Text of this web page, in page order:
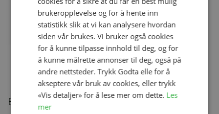
Skolebuss m/figurer, Little Dutch
kr 499,00kr 374,25
Beskrivelse
brukeropplevelse og for å hente inn
statistikk slik at vi kan analysere hvordan
siden vår brukes. Vi bruker også cookies
for å kunne tilpasse innhold til deg, og for
å kunne målrette annonser til deg, også på
andre nettsteder. Trykk Godta elle for å
akseptere vår bruk av cookies, eller trykk
«Vis detaljer» for å lese mer om dette. Les
mer